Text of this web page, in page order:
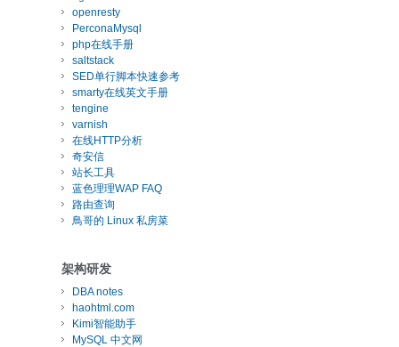
openresty
PerconaMysql
php在线手册
saltstack
SED单行脚本快速参考
smarty在线英文手册
tengine
varnish
在线HTTP分析
奇安信
站长工具
蓝色理理WAP FAQ
路由查询
鳥哥的 Linux 私房菜
架构研发
DBA notes
haohtml.com
Kimi智能助手
MySQL 中文网